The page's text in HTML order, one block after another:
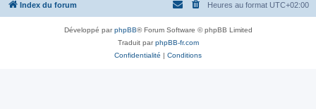
e
Index du forum Heures au format UTC+02:00
Développé parphpBB® Forum Software © phpBB Limited
Traduit parphpBB-fr.com
Confidentialité | Conditions